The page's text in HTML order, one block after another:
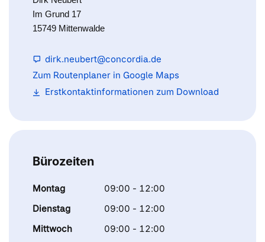
Im Grund 17
15749 Mittenwalde
dirk.neubert@concordia.de
Zum Routenplaner in Google Maps
Erstkontaktinformationen zum Download
Bürozeiten
Montag
09:00 - 12:00
Dienstag
09:00 - 12:00
Mittwoch
09:00 - 12:00